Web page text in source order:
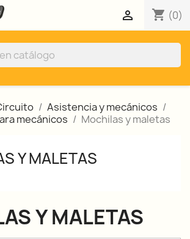
shopping_cart (0)

Asistencia y mecánicos
mecánicos
Mochilas y maletas
Y MALETAS
Y MALETAS